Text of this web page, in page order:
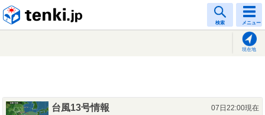
検索 メニュー
現在地
台風13号情報
07日22:00現在